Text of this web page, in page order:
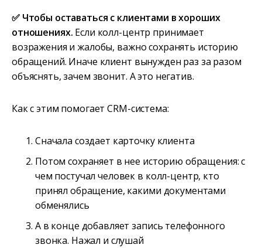
✅ Чтобы оставаться с клиентами в хороших
отношениях. Если колл-центр принимает
возражения и жалобы, важно сохранять историю
обращений. Иначе клиент вынужден раз за разом
объяснять, зачем звонит. А это негатив.
Как с этим помогает CRM-система:
Сначала создает карточку клиента
Потом сохраняет в нее историю обращения: с
чем постучал человек в колл-центр, кто
принял обращение, какими документами
обменялись
А в конце добавляет запись телефонного
звонка. Нажал и слушай